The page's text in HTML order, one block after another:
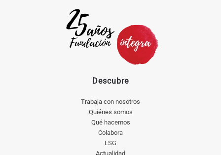
Descubre
Trabaja con nosotros
Quiénes somos
Qué hacemos
Colabora
ESG
Actualidad